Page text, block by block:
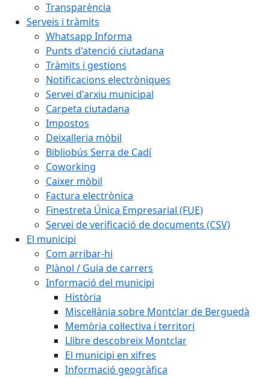
Transparència
Serveis i tràmits
Whatsapp Informa
Punts d'atenció ciutadana
Tràmits i gestions
Notificacions electròniques
Servei d'arxiu municipal
Carpeta ciutadana
Impostos
Deixalleria mòbil
Bibliobús Serra de Cadí
Coworking
Caixer mòbil
Factura electrònica
Finestreta Única Empresarial (FUE)
Servei de verificació de documents (CSV)
El municipi
Com arribar-hi
Plànol / Guia de carrers
Informació del municipi
Història
Miscel·lània sobre Montclar de Berguedà
Memòria col·lectiva i territori
Llibre descobreix Montclar
El municipi en xifres
Informació geogràfica